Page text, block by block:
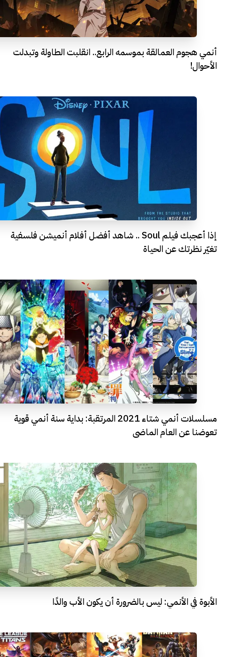
أنمي هجوم العمالقة بموسمه الرابع.. انقلبت الطاولة وتبدلت
الأحوال!
إذا أعجبك فيلم Soul .. شاهد أفضل أفلام أنميشن فلسفية
تغيّر نظرتك عن الحياة
مسلسلات أنمي شتاء 2021 المرتقبة: بداية سنة أنمي قوية
تعوضنا عن العام الماضي
الأبوة في الأنمي: ليس بالضرورة أن يكون الأب والدًا